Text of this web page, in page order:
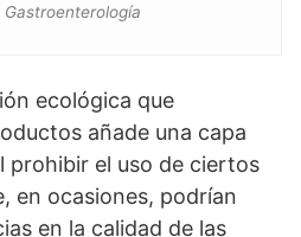
ecológica que
añade una capa
prohibir el uso de ciertos
en ocasiones, podrían
en la calidad de las